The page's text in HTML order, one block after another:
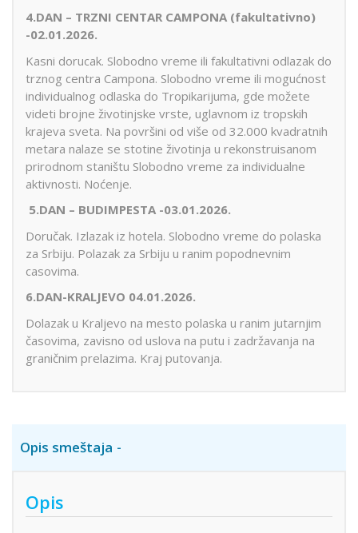
4.DAN – TRZNI CENTAR CAMPONA (fakultativno)
-02.01.2026.
Kasni dorucak. Slobodno vreme ili fakultativni odlazak do
trznog centra Campona. Slobodno vreme ili mogućnost
individualnog odlaska do Tropikarijuma, gde možete
videti brojne životinjske vrste, uglavnom iz tropskih
krajeva sveta. Na površini od više od 32.000 kvadratnih
metara nalaze se stotine životinja u rekonstruisanom
prirodnom staništu Slobodno vreme za individualne
aktivnosti. Noćenje.
5.DAN – BUDIMPESTA -03.01.2026.
Doručak. Izlazak iz hotela. Slobodno vreme do polaska
za Srbiju. Polazak za Srbiju u ranim popodnevnim
casovima.
6.DAN-KRALJEVO 04.01.2026.
Dolazak u Kraljevo na mesto polaska u ranim jutarnjim
časovima, zavisno od uslova na putu i zadržavanja na
graničnim prelazima. Kraj putovanja.
Opis smeštaja
Opis